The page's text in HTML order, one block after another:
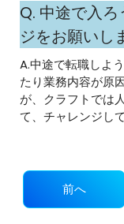
Q. 中途で入
ジをお願いし
A.中途で転職しよ
たり業務内容が原
が、クラフトでは
て、チャレンジし
前へ